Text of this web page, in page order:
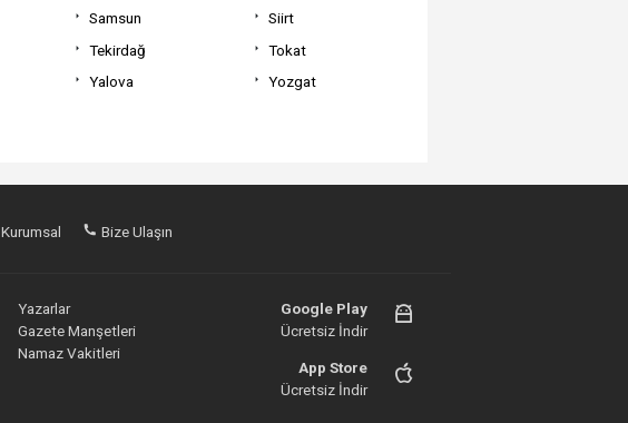
Samsun
Siirt
Tekirdağ
Tokat
Yalova
Yozgat
Kurumsal Bize Ulaşın
Yazarlar
Gazete Manşetleri
Namaz Vakitleri
Google Play
Ücretsiz İndir
App Store
Ücretsiz İndir